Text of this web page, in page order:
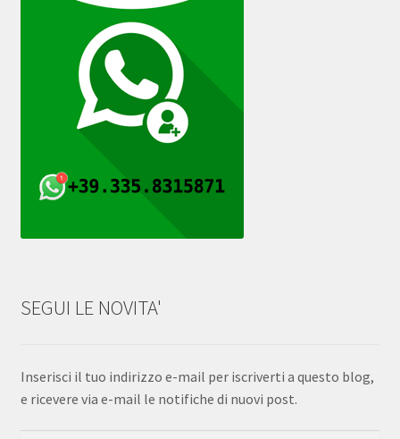
SEGUI LE NOVITA'
Inserisci il tuo indirizzo e-mail per iscriverti a questo blog,
e ricevere via e-mail le notifiche di nuovi post.